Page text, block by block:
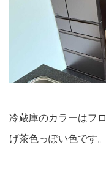
冷蔵庫のカラーはフ
げ茶色っぽい色です。